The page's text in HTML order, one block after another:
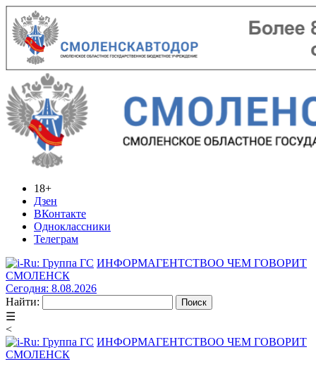
18+
Дзен
ВКонтакте
Одноклассники
Телеграм
ИНФОРМАГЕНТСТВОО ЧЕМ ГОВОРИТ
СМОЛЕНСК
Сегодня: 8.08.2026
Найти:
☰
<
ИНФОРМАГЕНТСТВОО ЧЕМ ГОВОРИТ
СМОЛЕНСК